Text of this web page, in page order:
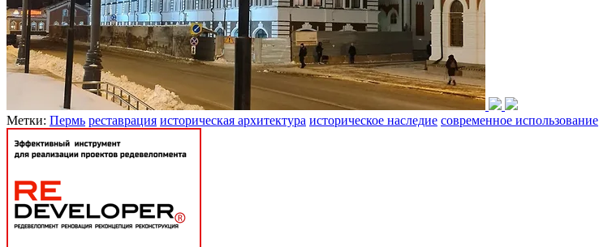
Метки: Пермь реставрация историческая архитектура историческое наследие современное использование